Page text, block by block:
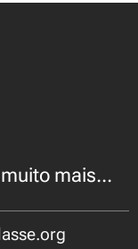
mais...